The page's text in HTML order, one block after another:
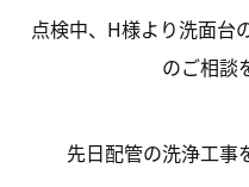
点検中、H様より洗面台
のご相談
先日配管の洗浄工事